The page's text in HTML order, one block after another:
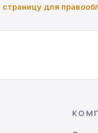
страницу для